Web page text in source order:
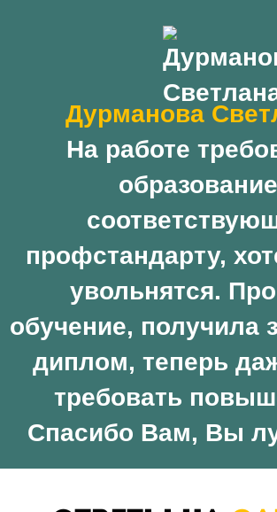
Дурманова
На работе
образование
профстандарту,
увольнятся.
обучение, получила
диплом, теперь
требовать
Спасибо Вам, Вы